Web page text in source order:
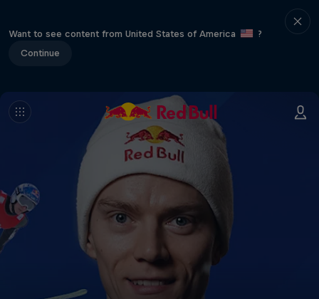
Want to see content from United States of America
?
Continue